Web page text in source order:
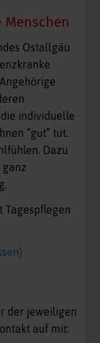
Ostallgäu
individuelle
“gut” tut.
Dazu
Tagespflegen
der jeweiligen
auf mit: